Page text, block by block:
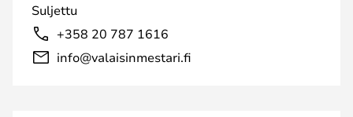
Suljettu
+358 20 787 1616
info@valaisinmestari.fi